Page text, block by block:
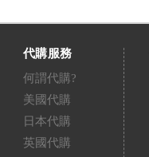
代購服務
何謂代購?
美國代購
日本代購
英國代購